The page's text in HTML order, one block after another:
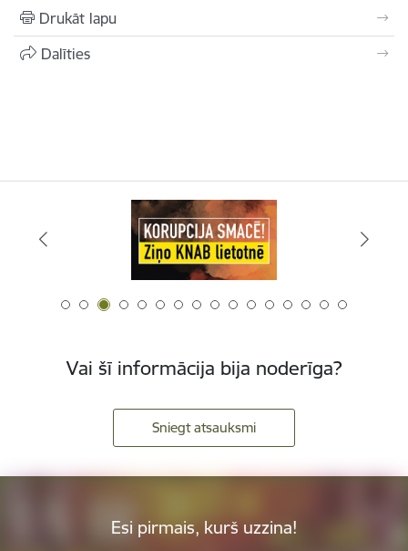
Drukāt lapu
Dalīties
Vai šī informācija bija noderīga?
Sniegt atsauksmi
Esi pirmais, kurš uzzina!